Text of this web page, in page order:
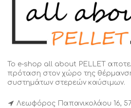
Το e-shop all about PELLET
πρόταση στον χώρο της
συστημάτων στερεών καύσιμων.
Λεωφόρος Παπανικολάου 16,